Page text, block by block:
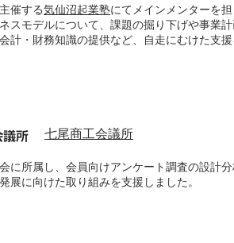
催する気仙沼起業塾にてメインメンターを担
スモデルについて、課題の掘り下げや事業
計・財務知識の提供など、自走にむけた支援
七尾商工会議所
に所属し、会員向けアンケート調査の設計
展に向けた取り組みを支援しました。